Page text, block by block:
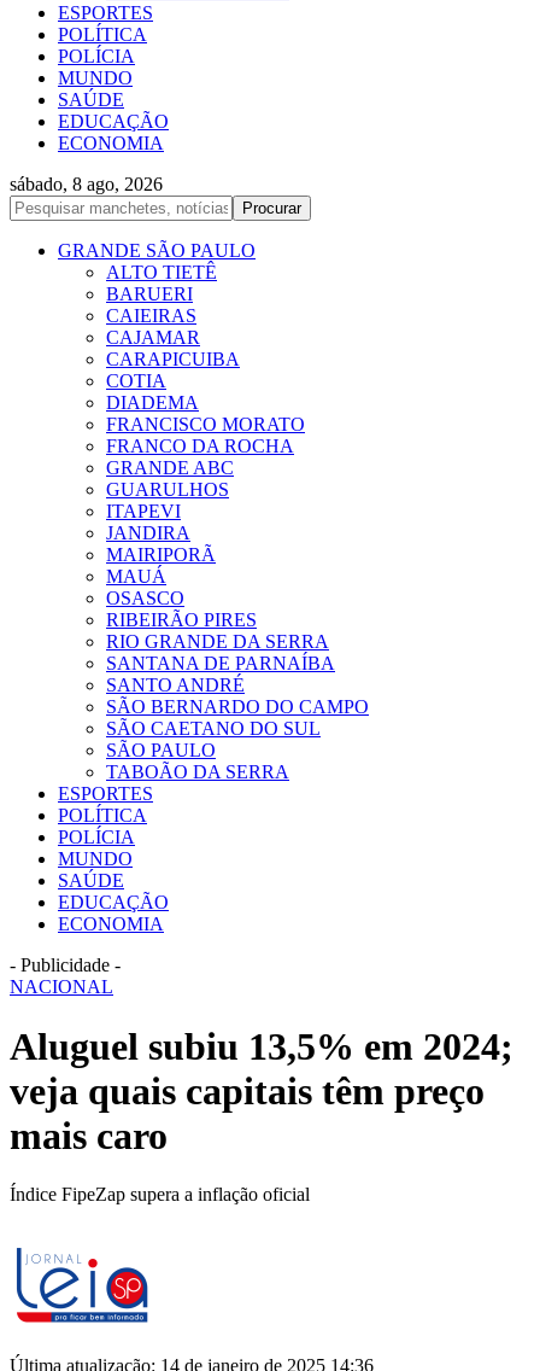
ESPORTES
POLÍTICA
POLÍCIA
MUNDO
SAÚDE
EDUCAÇÃO
ECONOMIA
sábado, 8 ago, 2026
GRANDE SÃO PAULO
ALTO TIETÊ
BARUERI
CAIEIRAS
CAJAMAR
CARAPICUIBA
COTIA
DIADEMA
FRANCISCO MORATO
FRANCO DA ROCHA
GRANDE ABC
GUARULHOS
ITAPEVI
JANDIRA
MAIRIPORÃ
MAUÁ
OSASCO
RIBEIRÃO PIRES
RIO GRANDE DA SERRA
SANTANA DE PARNAÍBA
SANTO ANDRÉ
SÃO BERNARDO DO CAMPO
SÃO CAETANO DO SUL
SÃO PAULO
TABOÃO DA SERRA
ESPORTES
POLÍTICA
POLÍCIA
MUNDO
SAÚDE
EDUCAÇÃO
ECONOMIA
- Publicidade -
NACIONAL
Aluguel subiu 13,5% em 2024;
veja quais capitais têm preço
mais caro
Índice FipeZap supera a inflação oficial
Última atualização: 14 de janeiro de 2025 14:36